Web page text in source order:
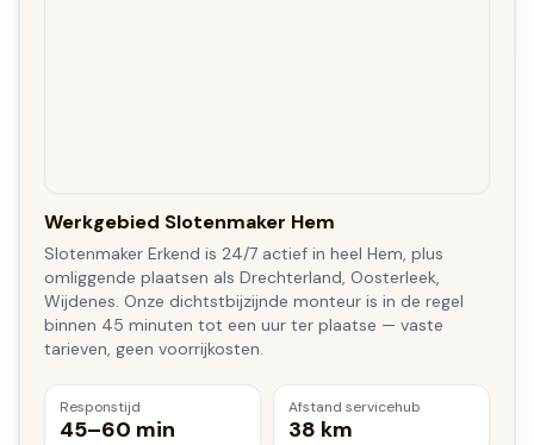
Werkgebied Slotenmaker Hem
Slotenmaker Erkend is 24/7 actief in heel Hem, plus
omliggende plaatsen als Drechterland, Oosterleek,
Wijdenes. Onze dichtstbijzijnde monteur is in de regel
binnen 45 minuten tot een uur ter plaatse — vaste
tarieven, geen voorrijkosten.
Responstijd
45–60 min
Afstand servicehub
38 km